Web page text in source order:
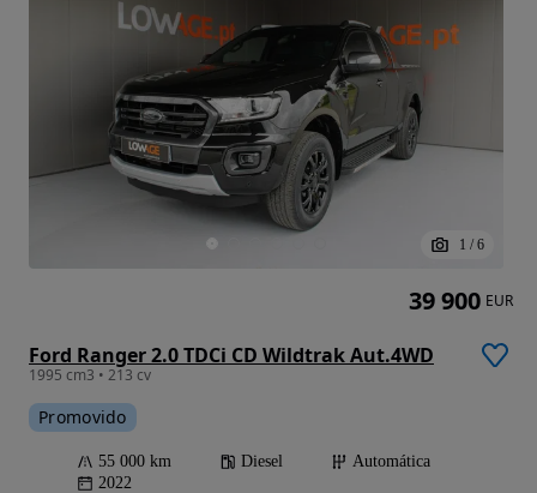
1 / 6
Ford Ranger 2.0 TDCi CD Wildtrak Aut.4WD
1995 cm3 • 213 cv
Promovido
55 000 km Diesel
Automática
2022
39 900 EUR